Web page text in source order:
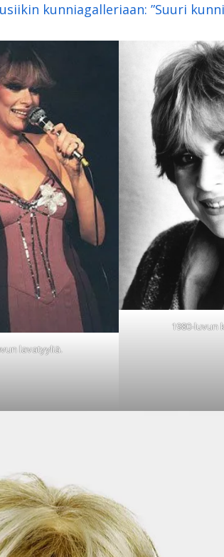
kunniagalleriaan: ”Suuri
lavatyyliä.
1980-luvun